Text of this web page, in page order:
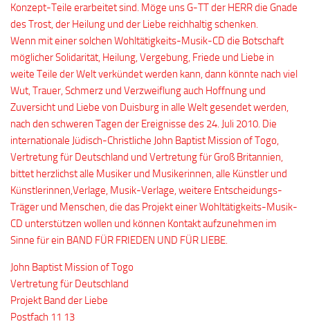
Konzept-Teile erarbeitet sind. Möge uns G-TT der HERR die Gnade
des Trost, der Heilung und der Liebe reichhaltig schenken.
Wenn mit einer solchen Wohltätigkeits-Musik-CD die Botschaft
möglicher Solidarität, Heilung, Vergebung, Friede und Liebe in
weite Teile der Welt verkündet werden kann, dann könnte nach viel
Wut, Trauer, Schmerz und Verzweiflung auch Hoffnung und
Zuversicht und Liebe von Duisburg in alle Welt gesendet werden,
nach den schweren Tagen der Ereignisse des 24. Juli 2010. Die
internationale Jüdisch-Christliche John Baptist Mission of Togo,
Vertretung für Deutschland und Vertretung für Groß Britannien,
bittet herzlichst alle Musiker und Musikerinnen, alle Künstler und
Künstlerinnen,Verlage, Musik-Verlage, weitere Entscheidungs-
Träger und Menschen, die das Projekt einer Wohltätigkeits-Musik-
CD unterstützen wollen und können Kontakt aufzunehmen im
Sinne für ein BAND FÜR FRIEDEN UND FÜR LIEBE.
John Baptist Mission of Togo
Vertretung für Deutschland
Projekt Band der Liebe
Postfach 11 13